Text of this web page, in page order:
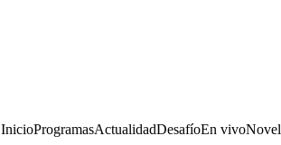
InicioProgramasActualidadDesafíoEn vivo